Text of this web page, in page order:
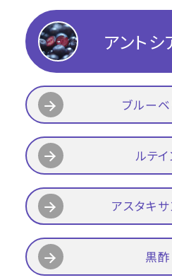
アントシ
ブルーベ
ルテイ
アスタキ
黒酢